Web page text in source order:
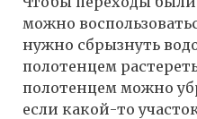
можно
нужно сбрызнуть
полотенцем
полотенцем можно
если какой-то